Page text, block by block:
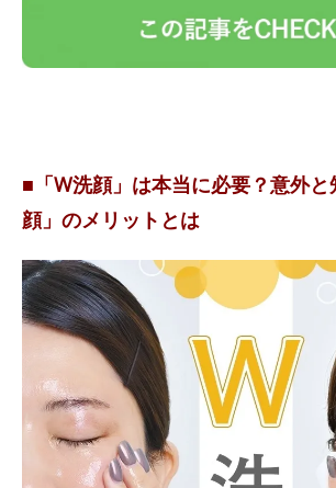
■「W洗顔」は本当に必要？意外
顔」のメリットとは